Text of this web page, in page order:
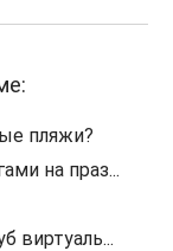
пляжи?
на праз...
виртуаль...